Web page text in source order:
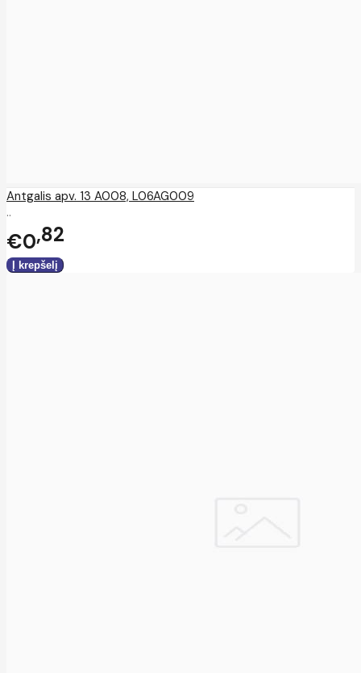
Antgalis apv. 13 A008, L06AG009
..
€0 82